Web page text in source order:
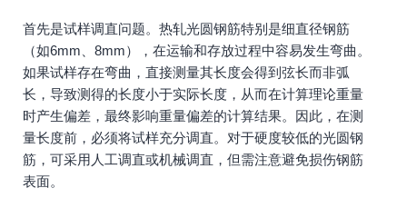
首先是试样调直问题。热轧光圆钢筋特别是细直径钢筋
（如6mm、8mm），在运输和存放过程中容易发生弯曲。
如果试样存在弯曲，直接测量其长度会得到弦长而非弧
长，导致测得的长度小于实际长度，从而在计算理论重量
时产生偏差，最终影响重量偏差的计算结果。因此，在测
量长度前，必须将试样充分调直。对于硬度较低的光圆钢
筋，可采用人工调直或机械调直，但需注意避免损伤钢筋
表面。